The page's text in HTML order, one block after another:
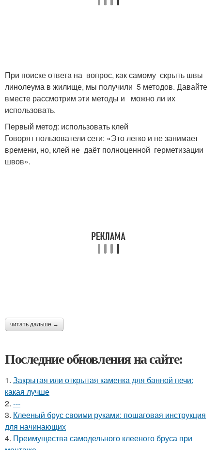
При поиске ответа на вопрос, как самому скрыть швы
линолеума в жилище, мы получили 5 методов. Давайте
вместе рассмотрим эти методы и можно ли их
использовать.
Первый метод: использовать клей
Говорят пользователи сети: «Это легко и не занимает
времени, но, клей не даёт полноценной герметизации
швов».
читать дальше →
Последние обновления на сайте:
1. Закрытая или открытая каменка для банной печи:
какая лучше
2. ---
3. Клееный брус своими руками: пошаговая инструкция
для начинающих
4. Преимущества самодельного клееного бруса при